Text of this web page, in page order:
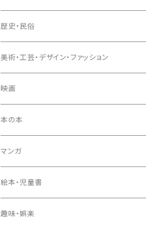
歴史・民俗
美術・工芸・デザイン・ファッション
映画
本の本
マンガ
絵本・児童書
趣味・娯楽